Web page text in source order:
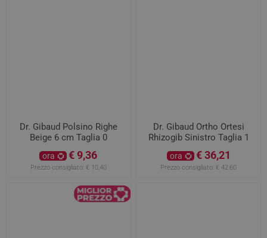
Dr. Gibaud Polsino Righe
Beige 6 cm Taglia 0
ora € 9,36
Prezzo consigliato: € 10,40
Dr. Gibaud Ortho Ortesi
Rhizogib Sinistro Taglia 1
ora € 36,21
Prezzo consigliato: € 42,60